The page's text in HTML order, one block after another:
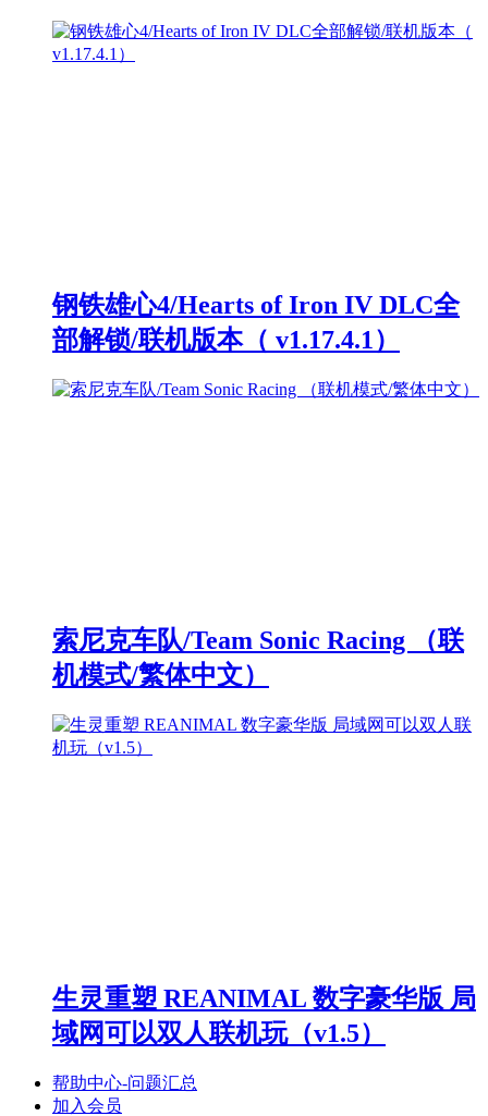
钢铁雄心4/Hearts of Iron IV DLC全
部解锁/联机版本（ v1.17.4.1）
索尼克车队/Team Sonic Racing （联
机模式/繁体中文）
生灵重塑 REANIMAL 数字豪华版 局
域网可以双人联机玩（v1.5）
帮助中心-问题汇总
加入会员